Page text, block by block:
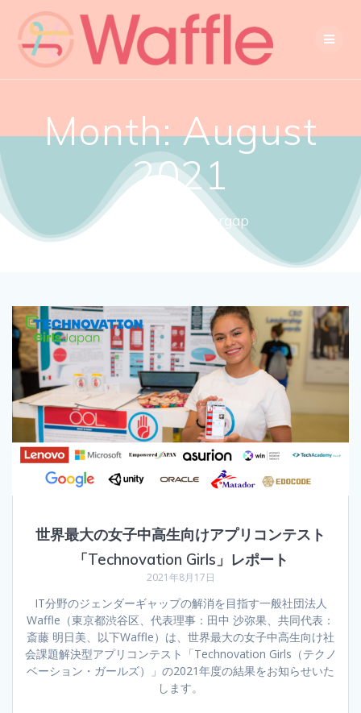
Month:August
2021
Close the gendergap
世界最大の女子中高生向けアプリコンテスト
「Technovation Girls」レポート
2021年8月17日
IT分野のジェンダーギャップの解消を目指す一般社団法人
Waffle（東京都渋谷区、代表理事：田中 沙弥果、共同代表：
斎藤 明日美、以下Waffle）は、世界最大の女子中高生向け社
会課題解決型アプリコンテスト「Technovation Girls（テクノ
ベーション・ガールズ）」の2021年度の結果をお知らせいた
します。